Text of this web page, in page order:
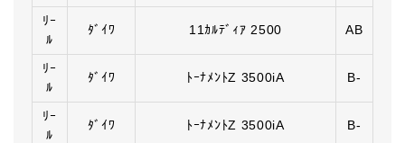
ﾘｰ
ﾙ
ﾀﾞｲﾜ 11ｶﾙﾃﾞｨｱ 2500 AB
ﾘｰ
ﾙ
ﾀﾞｲﾜ ﾄｰﾅﾒﾝﾄZ 3500iA B-
ﾘｰ
ﾙ
ﾀﾞｲﾜ ﾄｰﾅﾒﾝﾄZ 3500iA B-